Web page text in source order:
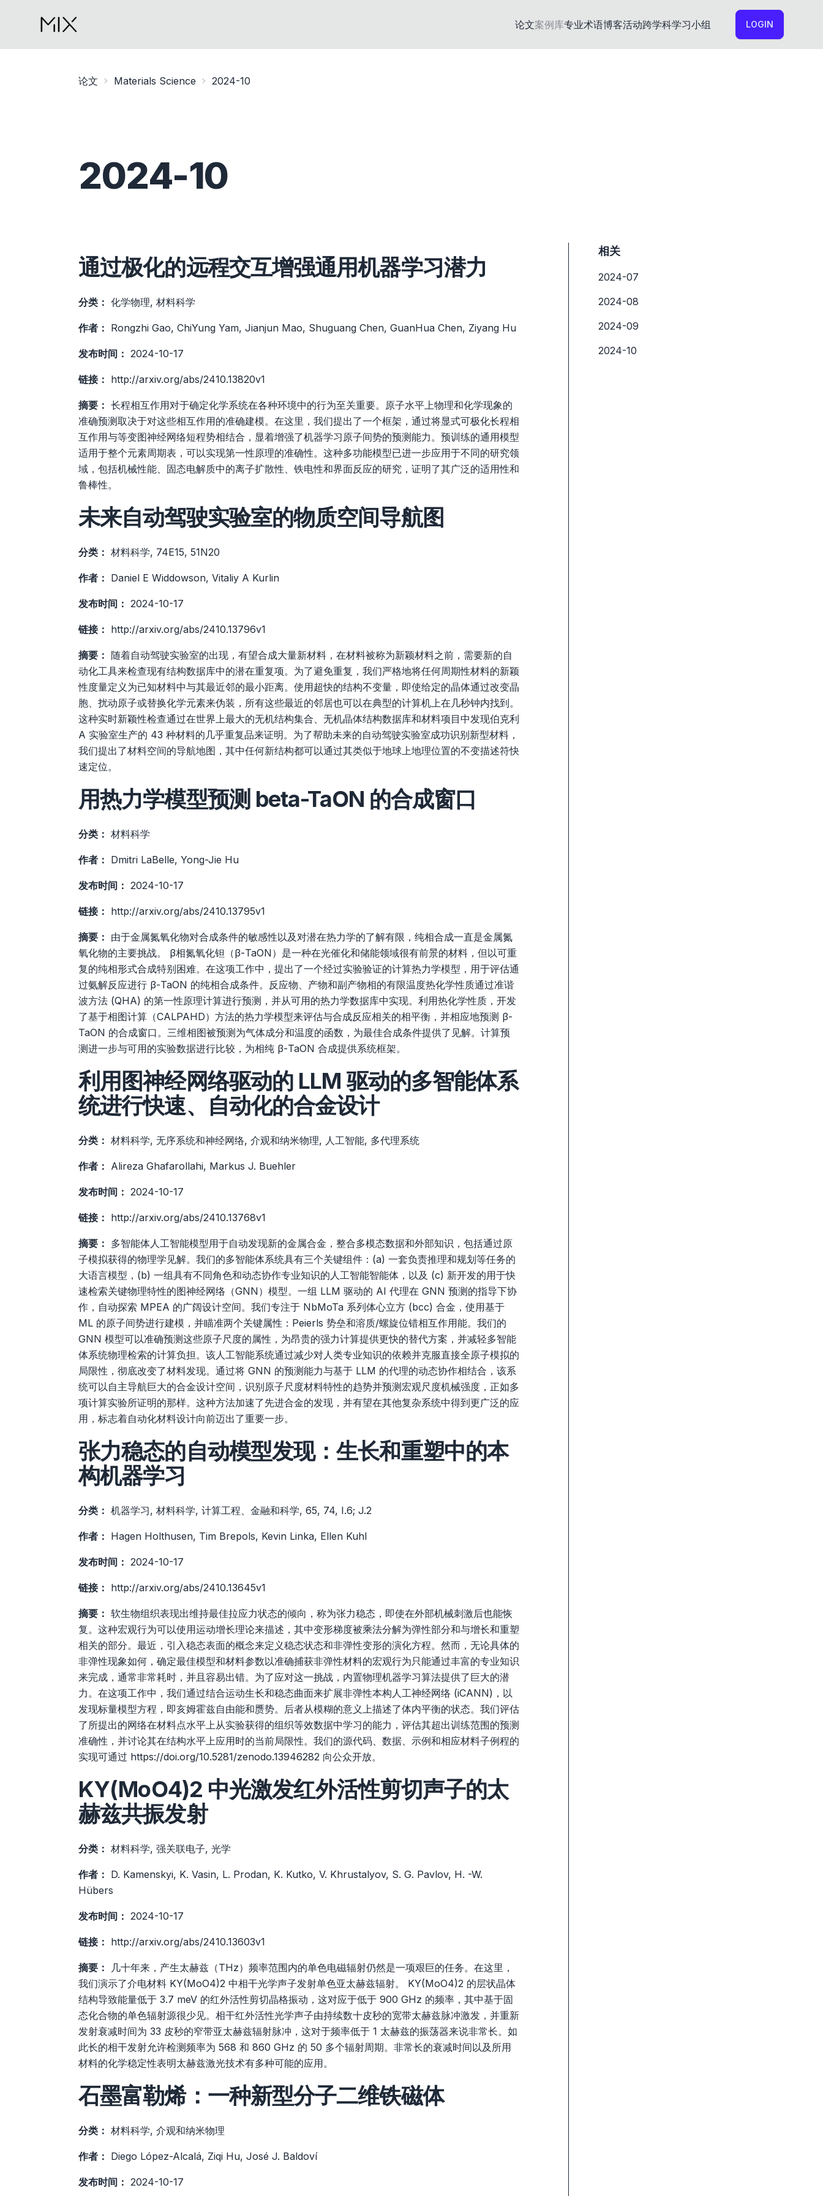
论文案例库专业术语博客活动跨学科学习小组 LOGIN
论文 Materials Science 2024-10
2024-10
通过极化的远程交互增强通用机器学习潜力
分类： 化学物理, 材料科学
作者： Rongzhi Gao, ChiYung Yam, Jianjun Mao, Shuguang Chen, GuanHua Chen, Ziyang Hu
发布时间： 2024-10-17
链接： http://arxiv.org/abs/2410.13820v1
摘要： 长程相互作用对于确定化学系统在各种环境中的行为至关重要。原子水平上物理和化学现象的
准确预测取决于对这些相互作用的准确建模。在这里，我们提出了一个框架，通过将显式可极化长程相
互作用与等变图神经网络短程势相结合，显着增强了机器学习原子间势的预测能力。预训练的通用模型
适用于整个元素周期表，可以实现第一性原理的准确性。这种多功能模型已进一步应用于不同的研究领
域，包括机械性能、固态电解质中的离子扩散性、铁电性和界面反应的研究，证明了其广泛的适用性和
鲁棒性。
未来自动驾驶实验室的物质空间导航图
分类： 材料科学, 74E15, 51N20
作者： Daniel E Widdowson, Vitaliy A Kurlin
发布时间： 2024-10-17
链接： http://arxiv.org/abs/2410.13796v1
摘要： 随着自动驾驶实验室的出现，有望合成大量新材料，在材料被称为新颖材料之前，需要新的自
动化工具来检查现有结构数据库中的潜在重复项。为了避免重复，我们严格地将任何周期性材料的新颖
性度量定义为已知材料中与其最近邻的最小距离。使用超快的结构不变量，即使给定的晶体通过改变晶
胞、扰动原子或替换化学元素来伪装，所有这些最近的邻居也可以在典型的计算机上在几秒钟内找到。
这种实时新颖性检查通过在世界上最大的无机结构集合、无机晶体结构数据库和材料项目中发现伯克利
A 实验室生产的 43 种材料的几乎重复品来证明。为了帮助未来的自动驾驶实验室成功识别新型材料，
我们提出了材料空间的导航地图，其中任何新结构都可以通过其类似于地球上地理位置的不变描述符快
速定位。
用热力学模型预测 beta-TaON 的合成窗口
分类： 材料科学
作者： Dmitri LaBelle, Yong-Jie Hu
发布时间： 2024-10-17
链接： http://arxiv.org/abs/2410.13795v1
摘要： 由于金属氮氧化物对合成条件的敏感性以及对潜在热力学的了解有限，纯相合成一直是金属氮
氧化物的主要挑战。 β相氮氧化钽（β-TaON）是一种在光催化和储能领域很有前景的材料，但以可重
复的纯相形式合成特别困难。在这项工作中，提出了一个经过实验验证的计算热力学模型，用于评估通
过氨解反应进行 β-TaON 的纯相合成条件。反应物、产物和副产物相的有限温度热化学性质通过准谐
波方法 (QHA) 的第一性原理计算进行预测，并从可用的热力学数据库中实现。利用热化学性质，开发
了基于相图计算（CALPAHD）方法的热力学模型来评估与合成反应相关的相平衡，并相应地预测 β-
TaON 的合成窗口。三维相图被预测为气体成分和温度的函数，为最佳合成条件提供了见解。计算预
测进一步与可用的实验数据进行比较，为相纯 β-TaON 合成提供系统框架。
利用图神经网络驱动的 LLM 驱动的多智能体系
统进行快速、自动化的合金设计
分类： 材料科学, 无序系统和神经网络, 介观和纳米物理, 人工智能, 多代理系统
作者： Alireza Ghafarollahi, Markus J. Buehler
发布时间： 2024-10-17
链接： http://arxiv.org/abs/2410.13768v1
摘要： 多智能体人工智能模型用于自动发现新的金属合金，整合多模态数据和外部知识，包括通过原
子模拟获得的物理学见解。我们的多智能体系统具有三个关键组件：(a) 一套负责推理和规划等任务的
大语言模型，(b) 一组具有不同角色和动态协作专业知识的人工智能智能体，以及 (c) 新开发的用于快
速检索关键物理特性的图神经网络（GNN）模型。一组 LLM 驱动的 AI 代理在 GNN 预测的指导下协
作，自动探索 MPEA 的广阔设计空间。我们专注于 NbMoTa 系列体心立方 (bcc) 合金，使用基于
ML 的原子间势进行建模，并瞄准两个关键属性：Peierls 势垒和溶质/螺旋位错相互作用能。我们的
GNN 模型可以准确预测这些原子尺度的属性，为昂贵的强力计算提供更快的替代方案，并减轻多智能
体系统物理检索的计算负担。该人工智能系统通过减少对人类专业知识的依赖并克服直接全原子模拟的
局限性，彻底改变了材料发现。通过将 GNN 的预测能力与基于 LLM 的代理的动态协作相结合，该系
统可以自主导航巨大的合金设计空间，识别原子尺度材料特性的趋势并预测宏观尺度机械强度，正如多
项计算实验所证明的那样。这种方法加速了先进合金的发现，并有望在其他复杂系统中得到更广泛的应
用，标志着自动化材料设计向前迈出了重要一步。
张力稳态的自动模型发现：生长和重塑中的本
构机器学习
分类： 机器学习, 材料科学, 计算工程、金融和科学, 65, 74, I.6; J.2
作者： Hagen Holthusen, Tim Brepols, Kevin Linka, Ellen Kuhl
发布时间： 2024-10-17
链接： http://arxiv.org/abs/2410.13645v1
摘要： 软生物组织表现出维持最佳拉应力状态的倾向，称为张力稳态，即使在外部机械刺激后也能恢
复。这种宏观行为可以使用运动增长理论来描述，其中变形梯度被乘法分解为弹性部分和与增长和重塑
相关的部分。最近，引入稳态表面的概念来定义稳态状态和非弹性变形的演化方程。然而，无论具体的
非弹性现象如何，确定最佳模型和材料参数以准确捕获非弹性材料的宏观行为只能通过丰富的专业知识
来完成，通常非常耗时，并且容易出错。为了应对这一挑战，内置物理机器学习算法提供了巨大的潜
力。在这项工作中，我们通过结合运动生长和稳态曲面来扩展非弹性本构人工神经网络 (iCANN)，以
发现标量模型方程，即亥姆霍兹自由能和赝势。后者从模糊的意义上描述了体内平衡的状态。我们评估
了所提出的网络在材料点水平上从实验获得的组织等效数据中学习的能力，评估其超出训练范围的预测
准确性，并讨论其在结构水平上应用时的当前局限性。我们的源代码、数据、示例和相应材料子例程的
实现可通过 https://doi.org/10.5281/zenodo.13946282 向公众开放。
KY(MoO4)2 中光激发红外活性剪切声子的太
赫兹共振发射
分类： 材料科学, 强关联电子, 光学
作者： D. Kamenskyi, K. Vasin, L. Prodan, K. Kutko, V. Khrustalyov, S. G. Pavlov, H. -W.
Hübers
发布时间： 2024-10-17
链接： http://arxiv.org/abs/2410.13603v1
摘要：
几十年来，产生太赫兹（THz）频率范围内的单色电磁辐射仍然是一项艰巨的任务。在这里，
我们演示了介电材料 KY(MoO4)2 中相干光学声子发射单色亚太赫兹辐射。 KY(MoO4)2 的层状晶体
结构导致能量低于 3.7 meV 的红外活性剪切晶格振动，这对应于低于 900 GHz 的频率，其中基于固
态化合物的单色辐射源很少见。相干红外活性光学声子由持续数十皮秒的宽带太赫兹脉冲激发，并重新
发射衰减时间为 33 皮秒的窄带亚太赫兹辐射脉冲，这对于频率低于 1 太赫兹的振荡器来说非常长。如
此长的相干发射允许检测频率为 568 和 860 GHz 的 50 多个辐射周期。非常长的衰减时间以及所用
材料的化学稳定性表明太赫兹激光技术有多种可能的应用。
石墨富勒烯：一种新型分子二维铁磁体
分类： 材料科学, 介观和纳米物理
作者： Diego López-Alcalá, Ziqi Hu, José J. Baldoví
发布时间： 2024-10-17
相关
2024-07
2024-08
2024-09
2024-10